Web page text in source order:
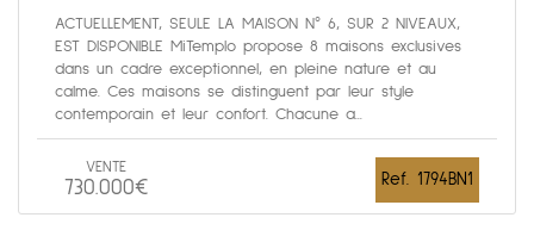
ACTUELLEMENT, SEULE LA MAISON N° 6, SUR 2 NIVEAUX,
EST DISPONIBLE MiTemplo propose 8 maisons exclusives
dans un cadre exceptionnel, en pleine nature et au
calme. Ces maisons se distinguent par leur style
contemporain et leur confort. Chacune a...
VENTE
730.000€ Ref. 1794BN1